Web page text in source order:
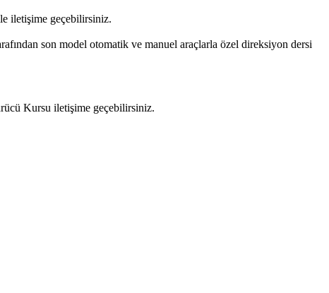
iletişime geçebilirsiniz.
son model otomatik ve manuel araçlarla özel direksiyon dersi
Kursu iletişime geçebilirsiniz.